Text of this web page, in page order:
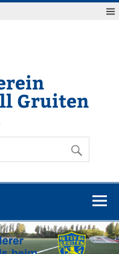
Gruiten
beim TSV Gruiten